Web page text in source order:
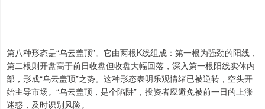
第八种形态是“乌云盖顶”。它由两根K线组成：第一根为强劲的阳线，
第二根则开盘高于前日收盘但收盘大幅回落，深入第一根阳线实体内
部，形成“乌云盖顶”之势。这种形态表明乐观情绪已被逆转，空头开
始主导市场。“乌云盖顶，是个陷阱”，投资者应避免被前一日的上涨
迷惑，及时识别风险。